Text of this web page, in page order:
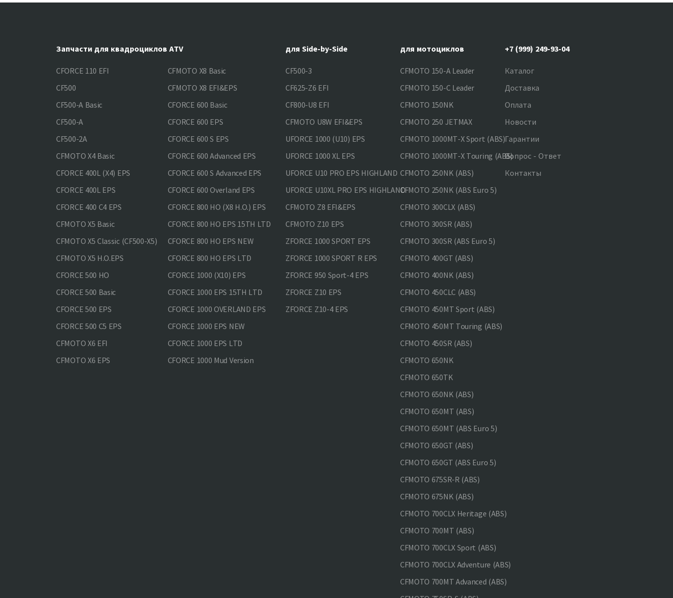
Запчасти для квадроциклов ATV
CFORCE 110 EFI
CF500
CF500-A Basic
CF500-A
CF500-2A
CFMOTO X4 Basic
CFORCE 400L (X4) EPS
CFORCE 400L EPS
CFORCE 400 С4 EPS
CFMOTO X5 Basic
CFMOTO X5 Classic (CF500-X5)
CFMOTO X5 H.O.EPS
CFORCE 500 HO
CFORCE 500 Basic
CFORCE 500 EPS
CFORCE 500 С5 EPS
CFMOTO X6 EFI
CFMOTO X6 EPS
CFMOTO X8 Basic
CFMOTO X8 EFI&EPS
CFORCE 600 Basic
CFORCE 600 EPS
CFORCE 600 S EPS
CFORCE 600 Advanced EPS
CFORCE 600 S Advanced EPS
CFORCE 600 Overland EPS
CFORCE 800 HO (X8 H.O.) EPS
CFORCE 800 HO EPS 15TH LTD
CFORCE 800 HO EPS NEW
CFORCE 800 HO EPS LTD
CFORCE 1000 (X10) EPS
CFORCE 1000 EPS 15TH LTD
CFORCE 1000 OVERLAND EPS
CFORCE 1000 EPS NEW
CFORCE 1000 EPS LTD
CFORCE 1000 Mud Version
для Side-by-Side
CF500-3
CF625-Z6 EFI
CF800-U8 EFI
CFMOTO U8W EFI&EPS
UFORCE 1000 (U10) EPS
UFORCE 1000 XL EPS
UFORCE U10 PRO EPS HIGHLAND
UFORCE U10XL PRO EPS HIGHLAND
CFMOTO Z8 EFI&EPS
CFMOTO Z10 EPS
ZFORCE 1000 SPORT EPS
ZFORCE 1000 SPORT R EPS
ZFORCE 950 Sport-4 EPS
ZFORCE Z10 EPS
ZFORCE Z10-4 EPS
для мотоциклов
CFMOTO 150-A Leader
CFMOTO 150-C Leader
CFMOTO 150NK
CFMOTO 250 JETMAX
CFMOTO 1000MT-X Sport (ABS)
CFMOTO 1000MT-X Touring (ABS)
CFMOTO 250NK (ABS)
CFMOTO 250NK (ABS Euro 5)
CFMOTO 300CLX (ABS)
CFMOTO 300SR (ABS)
CFMOTO 300SR (ABS Euro 5)
CFMOTO 400GT (ABS)
CFMOTO 400NK (ABS)
CFMOTO 450CLC (ABS)
CFMOTO 450MT Sport (ABS)
CFMOTO 450MT Touring (ABS)
CFMOTO 450SR (ABS)
CFMOTO 650NK
CFMOTO 650TK
CFMOTO 650NK (ABS)
CFMOTO 650MT (ABS)
CFMOTO 650MT (ABS Euro 5)
CFMOTO 650GT (ABS)
CFMOTO 650GT (ABS Euro 5)
CFMOTO 675SR-R (ABS)
CFMOTO 675NK (ABS)
CFMOTO 700CLX Heritage (ABS)
CFMOTO 700MT (ABS)
CFMOTO 700CLX Sport (ABS)
CFMOTO 700CLX Adventure (ABS)
CFMOTO 700MT Advanced (ABS)
+7 (999) 249-93-04
Каталог
Доставка
Оплата
Новости
Гарантии
Вопрос - Ответ
Контакты